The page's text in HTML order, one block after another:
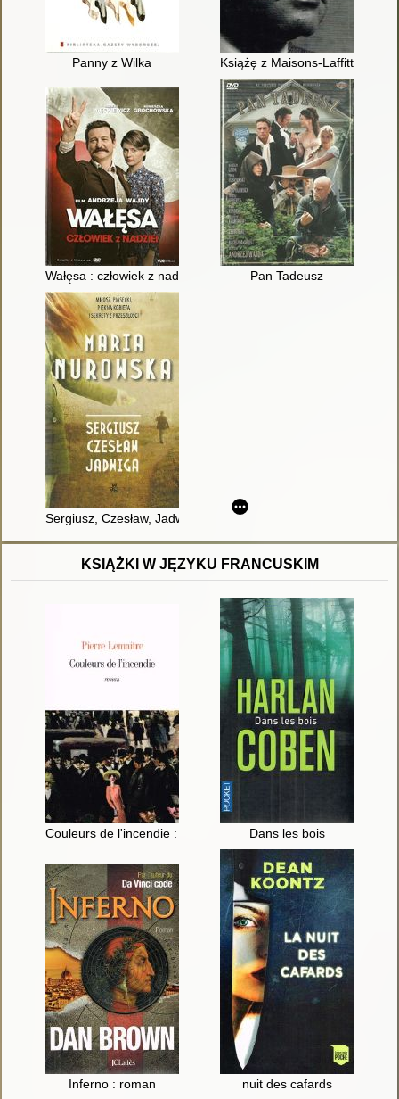
Panny z Wilka Książę z Maisons-Laffitte
Wałęsa : człowiek z nadziei Pan Tadeusz
Sergiusz, Czesław, Jadwiga
KSIĄŻKI W JĘZYKU FRANCUSKIM
Couleurs de l'incendie : roman Dans les bois
Inferno : roman nuit des cafards